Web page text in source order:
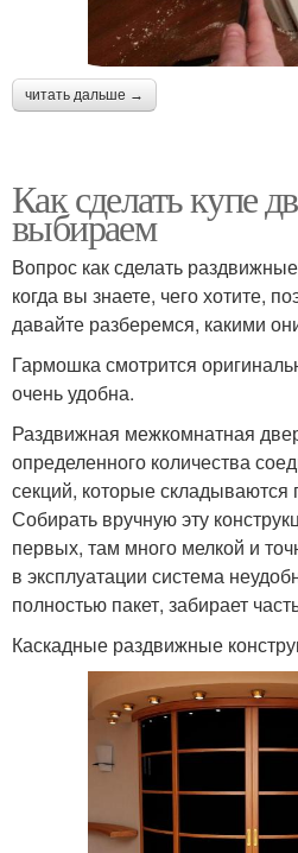
читать дальше →
Как сделать купе
выбираем
Вопрос как сделать
когда вы знаете, чего хотите,
давайте разберемся, какими
Гармошка смотрится
очень удобна.
Раздвижная межкомнатная
определенного количества
секций, которые
Собирать вручную эту
первых, там много мелкой и
в эксплуатации система
полностью пакет, забирает
Каскадные раздвижные